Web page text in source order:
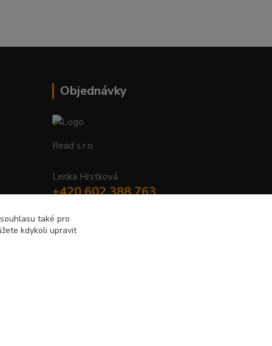
Objednávky
Read s.r.o.
Lenka Hrstková
+420 602 388 763
objednavky@read.cz
také pro
kdykoli upravit